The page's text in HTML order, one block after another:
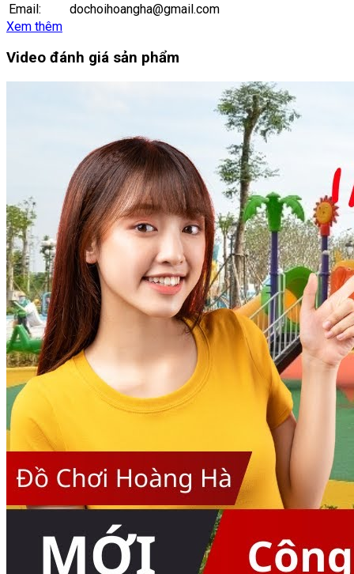
Email:
dochoihoangha@gmail.com
Xem thêm
Video đánh giá sản phẩm